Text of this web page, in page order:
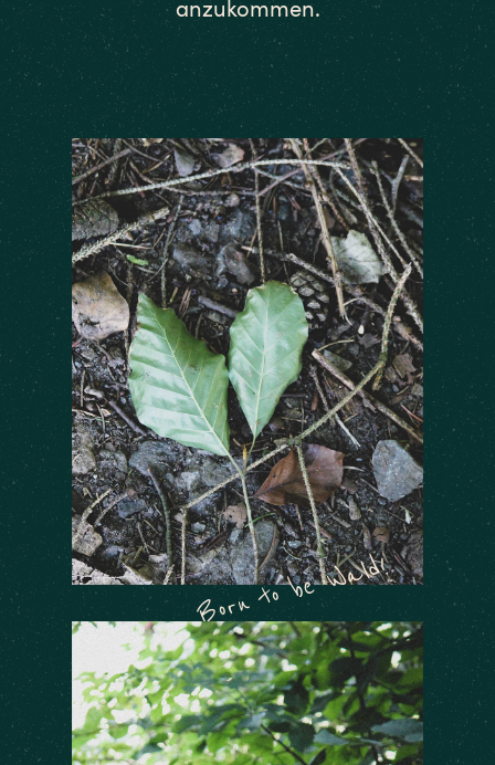
anzukommen.
Born to be Wald!